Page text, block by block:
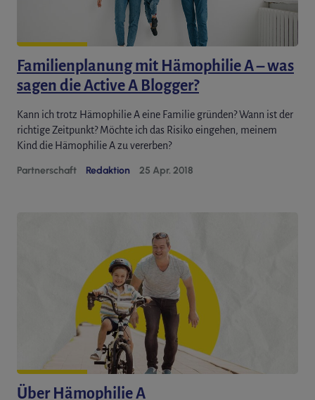
Familienplanung mit Hämophilie A – was
sagen die Active A Blogger?
Kann ich trotz Hämophilie A eine Familie gründen? Wann ist der
richtige Zeitpunkt? Möchte ich das Risiko eingehen, meinem
Kind die Hämophilie A zu vererben?
Partnerschaft Redaktion 25 Apr. 2018
Über Hämophilie A